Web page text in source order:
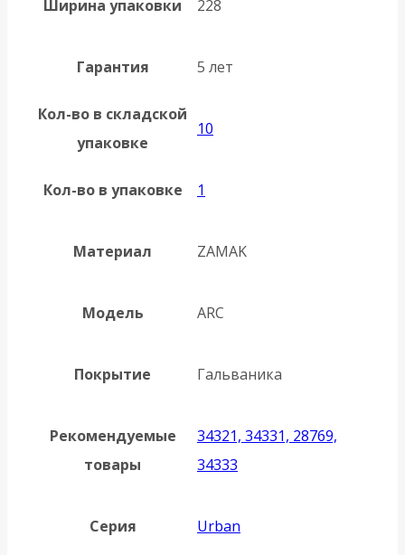
Ширина упаковки 228
Гарантия 5 лет
Кол-во в складской
упаковке
10
Кол-во в упаковке 1
Материал ZAMAK
Модель ARC
Покрытие Гальваника
Рекомендуемые
товары
34321, 34331, 28769,
34333
Серия Urban